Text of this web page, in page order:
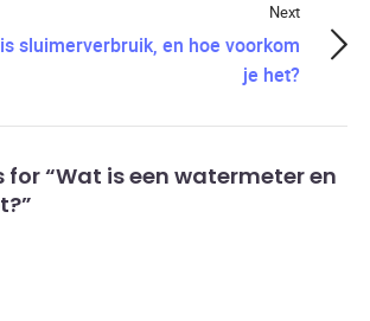
Next
sluimerverbruik, en hoe voorkom
je het?
for “Wat is een watermeter en